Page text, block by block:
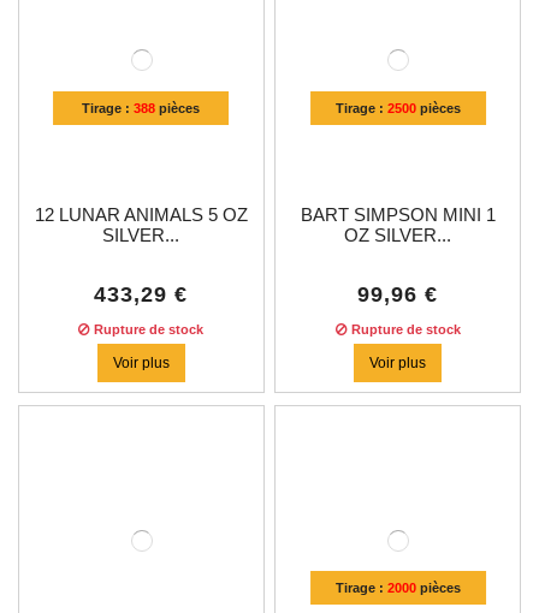
Tirage :388 pièces
12 LUNAR ANIMALS 5 OZ
SILVER...
433,29 €
Rupture de stock
Voir plus
Tirage : 2500pièces
BART SIMPSON MINI 1
OZ SILVER...
99,96 €
Rupture de stock
Voir plus
Tirage : 2000pièces